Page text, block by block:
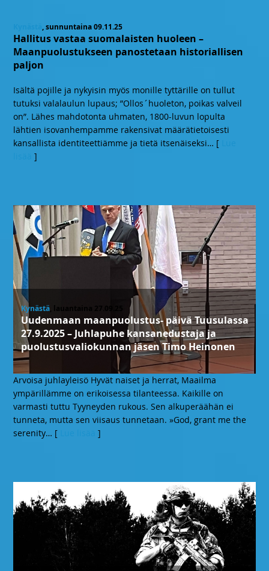
Kynästä, sunnuntaina 09.11.25
Hallitus vastaa suomalaisten huoleen –
Maanpuolustukseen panostetaan historiallisen
paljon
Isältä pojille ja nykyisin myös monille tyttärille on tullut
tutuksi valalaulun lupaus; ”Ollos´huoleton, poikas valveil
on”. Lähes mahdotonta uhmaten, 1800-luvun lopulta
lähtien isovanhempamme rakensivat määrätietoisesti
kansallista identiteettiämme ja tietä itsenäiseksi… [
]
Kynästä, lauantaina 27.09.25
Uudenmaan maanpuolustus- päivä Tuusulassa
27.9.2025 – Juhlapuhe kansanedustaja ja
puolustusvaliokunnan jäsen Timo Heinonen
Arvoisa juhlayleisö Hyvät naiset ja herrat, Maailma
ympärillämme on erikoisessa tilanteessa. Kaikille on
varmasti tuttu Tyyneyden rukous. Sen alkuperäähän ei
tunneta, mutta sen viisaus tunnetaan. »God, grant me the
serenity… [ ]